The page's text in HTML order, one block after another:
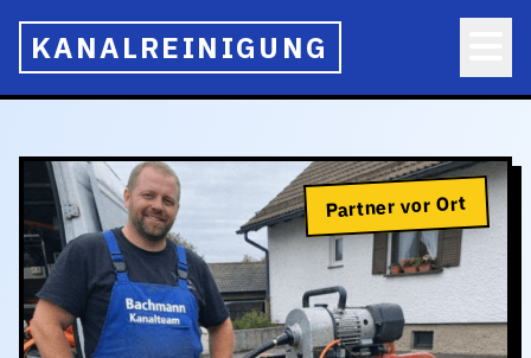
KANALREINIGUNG
Partner vor Ort